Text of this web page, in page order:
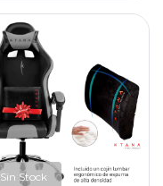
Sin Stock